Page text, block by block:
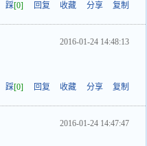
踩[0] 回复 收藏 分享 复制
2016-01-24 14:48:13
踩[0] 回复 收藏 分享 复制
2016-01-24 14:47:47